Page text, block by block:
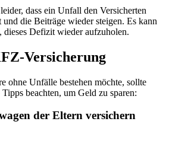
dass ein Unfall den Versicherten
die Beiträge wieder steigen. Es kann
dieses Defizit wieder aufzuholen.
Versicherung
ohne Unfälle bestehen möchte, sollte
beachten, um Geld zu sparen:
der Eltern versichern